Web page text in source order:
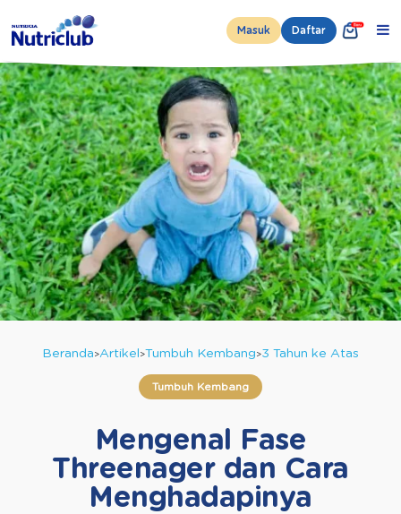
Masuk Daftar
Beranda Artikel Tumbuh Kembang 3 Tahun ke Atas
Tumbuh Kembang
Mengenal Fase
Threenager dan Cara
Menghadapinya